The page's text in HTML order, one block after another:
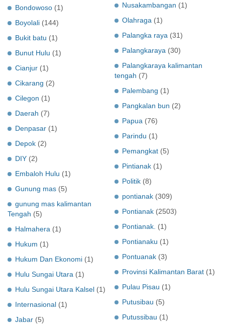
Bondowoso (1)
Boyolali (144)
Bukit batu (1)
Bunut Hulu (1)
Cianjur (1)
Cikarang (2)
Cilegon (1)
Daerah (7)
Denpasar (1)
Depok (2)
DIY (2)
Embaloh Hulu (1)
Gunung mas (5)
gunung mas kalimantan
Tengah (5)
Halmahera (1)
Hukum (1)
Hukum Dan Ekonomi (1)
Hulu Sungai Utara (1)
Hulu Sungai Utara Kalsel (1)
Internasional (1)
Jabar (5)
Nusakambangan (1)
Olahraga (1)
Palangka raya (31)
Palangkaraya (30)
Palangkaraya kalimantan
tengah (7)
Palembang (1)
Pangkalan bun (2)
Papua (76)
Parindu (1)
Pemangkat (5)
Pintianak (1)
Politik (8)
pontianak (309)
Pontianak (2503)
Pontianak. (1)
Pontianaku (1)
Pontuanak (3)
Provinsi Kalimantan Barat (1)
Pulau Pisau (1)
Putusibau (5)
Putussibau (1)